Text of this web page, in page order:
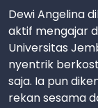
Dewi Angelina
aktif mengajar
Universitas
nyentrik
saja. Ia pun
rekan sesama